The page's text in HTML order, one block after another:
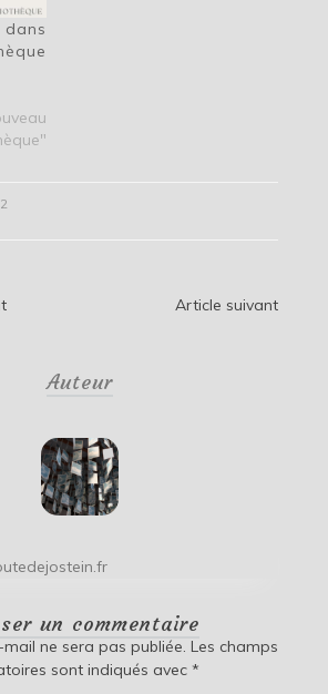
Article suivant
Auteur
un commentaire
ne sera pas publiée. Les champs
sont indiqués avec *